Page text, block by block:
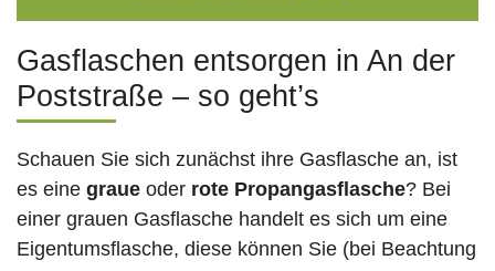
Gasflaschen entsorgen in An der
Poststraße – so geht’s
Schauen Sie sich zunächst ihre Gasflasche an, ist
es eine graue oder rote Propangasflasche? Bei
einer grauen Gasflasche handelt es sich um eine
Eigentumsflasche, diese können Sie (bei Beachtung